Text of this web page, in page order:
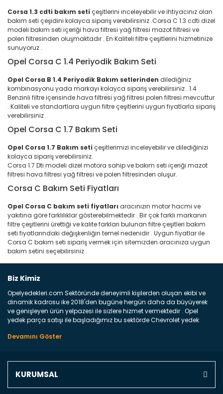
Corsa 1.3 cdti bakım seti çeşitlerini inceleyebilir ve ihtiyacınız olan
bakım seti çeşidini kolayca sipariş verebilirsiniz .Corsa C 1.3 cdti dizel
modeli bakım seti içeriği hava filtresi yağ filtresi mazot filtresi ve
polen filtresinden oluşmaktadır . En Kaliteli filtre çeşitlerini hizmetinize
sunuyoruz .
Opel Corsa C 1.4 Periyodik Bakım Seti
Opel Corsa B 1.4 Periyodik Bakım setlerinden dilediğiniz
kombinasyonu yada markayı kolayca sipariş verebilirsiniz . 1.4
Benzinli filtre içerisinde hava filtresi yağ filtresi polen filtresi mevcuttur
. Kaliteli ve standartlara uygun filtre çeşitlerini uygun fiyatlarla sipariş
verebilirsiniz .
Opel Corsa C 1.7 Bakım Seti
Opel Corsa 1.7 Bakım seti çeşitlerimizi inceleyebilir ve dilediğinizi
kolayca sipariş verebilirsiniz.
Corsa 1.7 Dti modeli dizel motora sahip ve bakım seti içeriği mazot
filtresi hava filtresi yağ filtresi ve polen filtresinden oluşur.
Corsa C Bakım Seti Fiyatları
Opel Corsa C bakım seti fiyatları aracınızın motor hacmi ve
yakıtına göre farklılıklar gösterebilmektedir . Bir çok farklı markanın
filtre çeşitlerini ürettiği ve kalite farkları bulunan filtre çeşitleri bakım
seti fiyatlarındaki değişkenliğin temel nedenidir . Uygun fiyatlar ile
Corsa C bakım seti sipariş vermek için sitemizden aracınıza uygun
bakım setini seçebilirsiniz .
Biz Kimiz
Opelyedekleri.com Sektöründe deneyimli kişilerden oluşan ekibi ve
dinamik kadrosu ike 2018'den bugüne hergün daha da büyüyerek
ve genişleyen ürün yelpazesi ile sizlere hizmet vermektedir . Opel
yedek parça satışı ile başladığımız bu sektörde Chevrolet yedek
marka araçların ve FCA Grubun Fiat ve Alfa Romeo yedek parça
Türkiyenin 4 bir yanına ve uluslarası dünyanın dört bir yanına
KURUMSAL